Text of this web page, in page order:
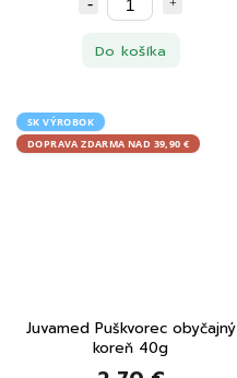
Do košíka
SK VÝROBOK
DOPRAVA ZDARMA NAD 39,90 €
Juvamed Puškvorec obyčajný
koreň 40g